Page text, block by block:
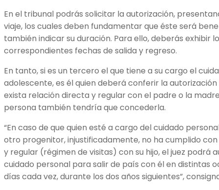
En el tribunal podrás solicitar la autorización,
viaje, los cuales deben fundamentar que éste será
también indicar su duración. Para ello, deberás exhibir
correspondientes fechas de salida y regreso.
En tanto, si es un tercero el que tiene a su cargo el
adolescente, es él quien deberá conferir la
exista relación directa y regular con el padre o la
persona también tendría que concederla.
“En caso de que quien esté a cargo del cuidado
otro progenitor, injustificadamente, no ha cumplido
y regular (régimen de visitas) con su hijo, el juez podrá
cuidado personal para salir de país con él en distintas
días cada vez, durante los dos años siguientes”,